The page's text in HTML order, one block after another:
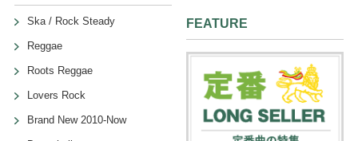
Ska / Rock Steady
Reggae
Roots Reggae
Lovers Rock
Brand New 2010-Now
FEATURE